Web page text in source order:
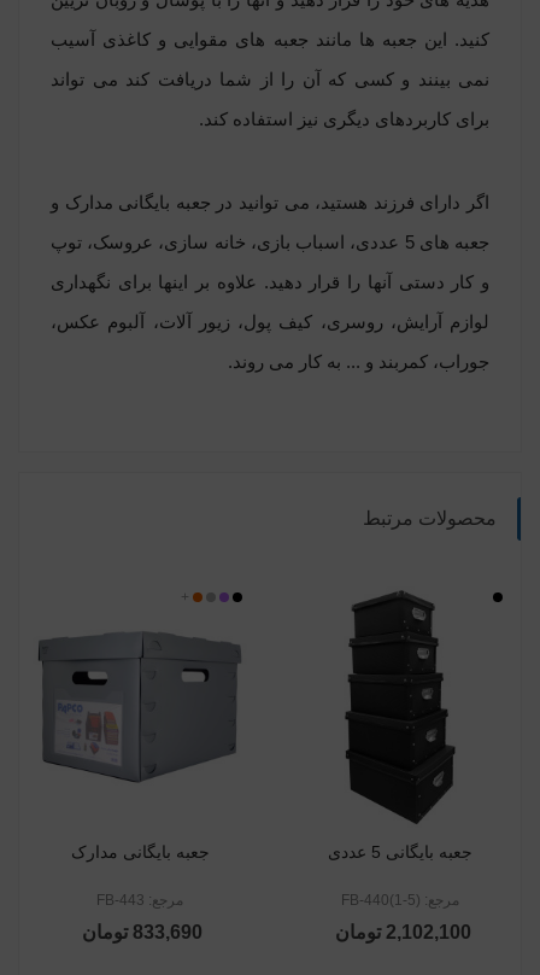
کنید. این جعبه ها مانند جعبه های مقوایی و کاغذی آسیب
نمی بینند و کسی که آن را از شما دریافت کند می تواند
برای کاربردهای دیگری نیز استفاده کند.
اگر دارای فرزند هستید، می توانید در جعبه بایگانی مدارک و
جعبه های 5 عددی، اسباب بازی، خانه سازی، عروسک، توپ
و کار دستی آنها را قرار دهید. علاوه بر اینها برای نگهداری
لوازم آرایش، روسری، کیف پول، زیور آلات، آلبوم عکس،
جوراب، کمربند و ... به کار می روند.
محصولات مرتبط
مشکی
جعبه بایگانی 5 عددی
مرجع: FB-440(1-5)
2,102,100 تومان
مشکیبنفش
نقرهنارنجی
+
جعبه بایگانی مدارک
مرجع: FB-443
833,690 تومان